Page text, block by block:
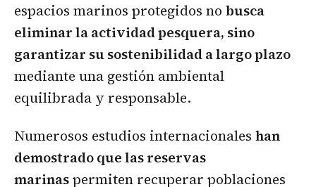
espacios marinos protegidos no busca
eliminar la actividad pesquera, sino
garantizar su sostenibilidad a largo plazo
mediante una gestión ambiental
equilibrada y responsable.
Numerosos estudios internacionales han
demostrado que las reservas
marinaspermiten recuperar poblaciones